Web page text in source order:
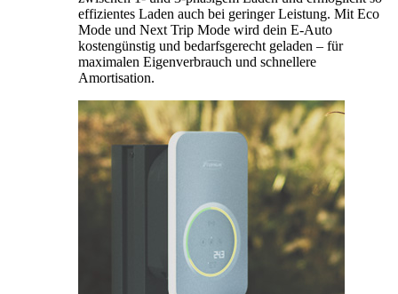
effizientes Laden auch bei geringer Leistung. Mit Eco
Mode und Next Trip Mode wird dein E-Auto
kostengünstig und bedarfsgerecht geladen – für
maximalen Eigenverbrauch und schnellere
Amortisation.